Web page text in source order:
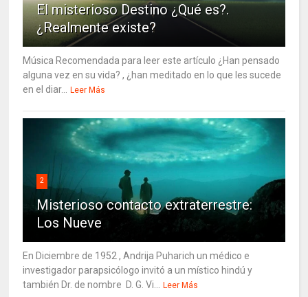
El misterioso Destino ¿Qué es?.
¿Realmente existe?
Música Recomendada para leer este artículo ¿Han pensado
alguna vez en su vida? , ¿han meditado en lo que les sucede
en el diar...
Leer Más
2
Misterioso contacto extraterrestre:
Los Nueve
En Diciembre de 1952 , Andrija Puharich un médico e
investigador parapsicólogo invitó a un místico hindú y
también Dr. de nombre D. G. Vi...
Leer Más